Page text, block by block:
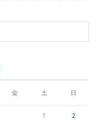
金 土 日
1 2